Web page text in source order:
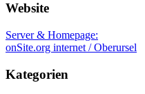
Website
Server & Homepage:
onSite.org internet / Oberursel
Kategorien